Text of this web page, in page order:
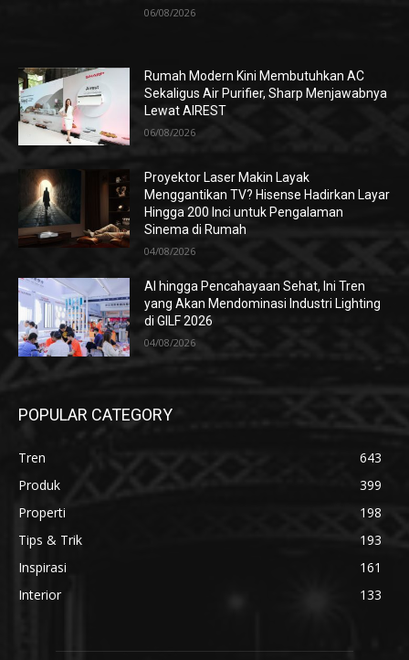
06/08/2026
Rumah Modern Kini Membutuhkan AC
Sekaligus Air Purifier, Sharp Menjawabnya
Lewat AIREST
06/08/2026
Proyektor Laser Makin Layak
Menggantikan TV? Hisense Hadirkan Layar
Hingga 200 Inci untuk Pengalaman
Sinema di Rumah
04/08/2026
AI hingga Pencahayaan Sehat, Ini Tren
yang Akan Mendominasi Industri Lighting
di GILF 2026
04/08/2026
POPULAR CATEGORY
Tren
643
Produk
399
Properti
198
Tips & Trik
193
Inspirasi
161
Interior
133